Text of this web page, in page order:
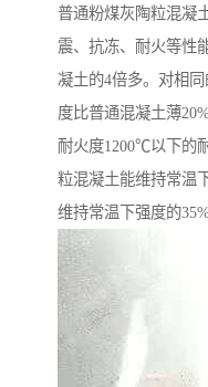
普通粉煤灰陶粒混凝
震、抗冻、耐火等性
凝土的4倍多。对相
度比普通混凝土薄
耐火度1200℃以下的
粒混凝土能维持常温
维持常温下强度的35%